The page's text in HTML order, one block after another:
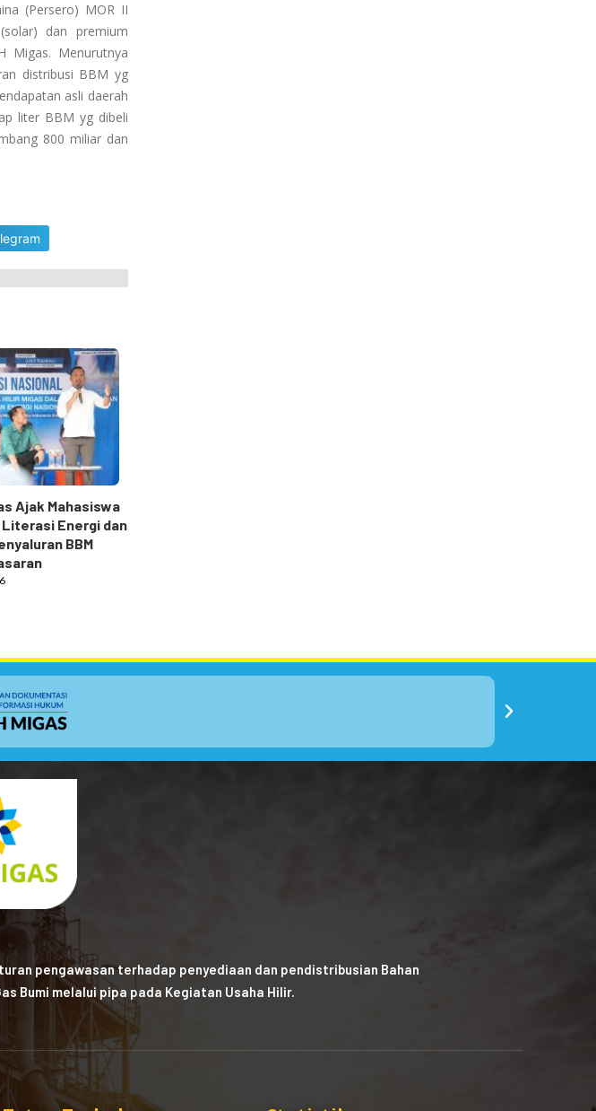
(Persero) MOR II
dan premium
Migas. Menurutnya
distribusi BBM yg
asli daerah
liter BBM yg dibeli
800 miliar dan
Ajak Mahasiswa
Energi dan
BBM
pengawasan terhadap penyediaan dan pendistribusian Bahan
Bumi melalui pipa pada Kegiatan Usaha Hilir.